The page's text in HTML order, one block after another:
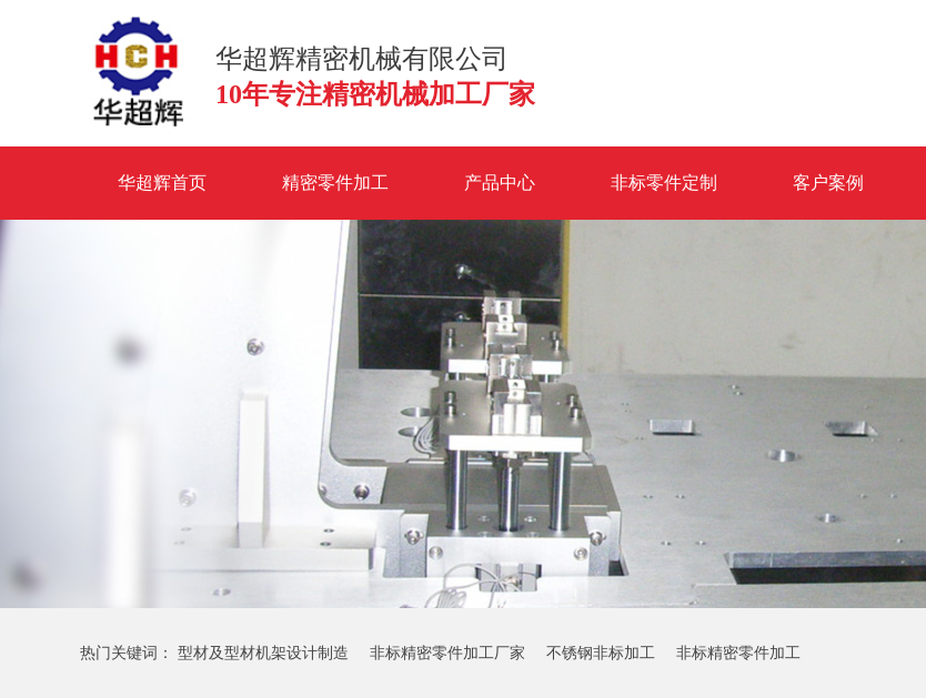
华超辉精密机械有限公司
10年专注精密机械加工厂家
华超辉首页 精密零件加工 产品中心 非标零件定制 客户案例
热门关键词： 型材及型材机架设计制造 非标精密零件加工厂家 不锈钢非标加工 非标精密零件加工